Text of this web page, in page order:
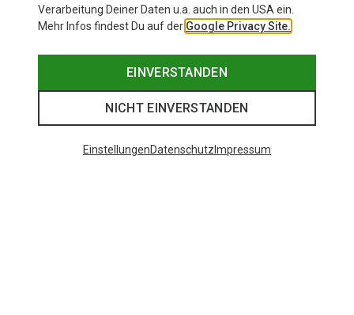
Verarbeitung Deiner Daten u.a. auch in den USA ein.
Mehr Infos findest Du auf der Google Privacy Site.
EINVERSTANDEN
NICHT EINVERSTANDEN
EinstellungenDatenschutz Impressum